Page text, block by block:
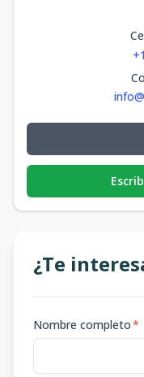
¿Te
Nombre completo*